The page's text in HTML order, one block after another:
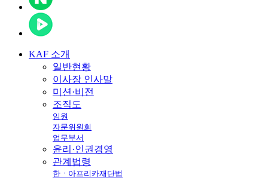
KAF 소개
일반현황
이사장 인사말
미션·비전
조직도
임원
자문위원회
업무부서
윤리·인권경영
관계법령
한ㆍ아프리카재단법